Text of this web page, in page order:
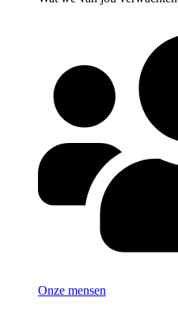
Onze mensen